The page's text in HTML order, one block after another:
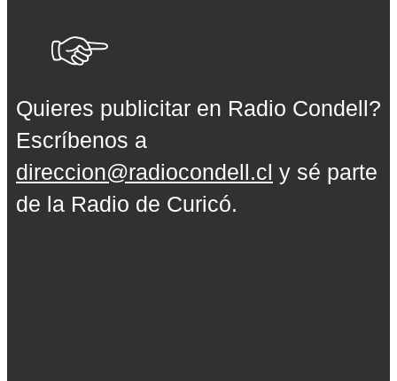
Quieres publicitar en Radio Condell?
Escríbenos a
direccion@radiocondell.cl y sé parte
de la Radio de Curicó.